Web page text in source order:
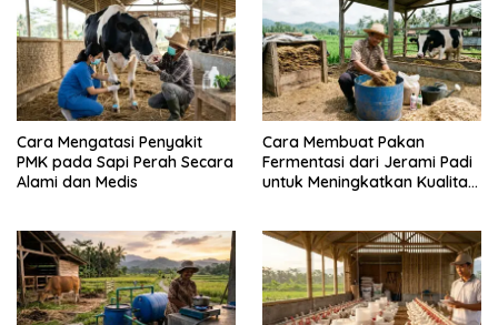
Cara Mengatasi Penyakit
PMK pada Sapi Perah Secara
Alami dan Medis
Cara Membuat Pakan
Fermentasi dari Jerami Padi
untuk Meningkatkan Kualitas